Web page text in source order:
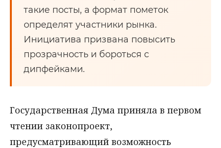
такие посты, а формат пометок
определят участники рынка.
Инициатива призвана повысить
прозрачность и бороться с
дипфейками.
Государственная Дума приняла в первом
чтении законопроект,
предусматривающий возможность